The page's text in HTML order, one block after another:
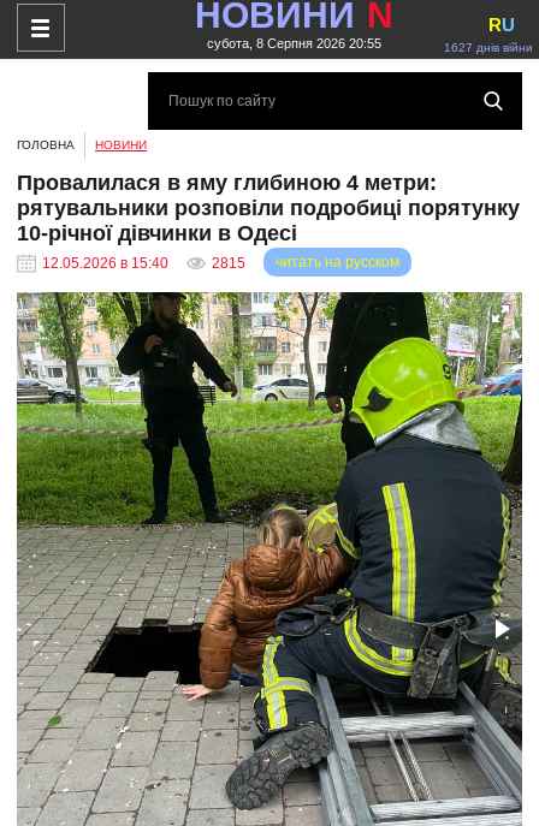
НОВИНИ N
субота, 8 Серпня 2026 20:55 1627 днів війни
RU
ГОЛОВНА НОВИНИ
Провалилася в яму глибиною 4 метри:
рятувальники розповіли подробиці порятунку
10-річної дівчинки в Одесі
12.05.2026 в 15:40 2815 читать на русском